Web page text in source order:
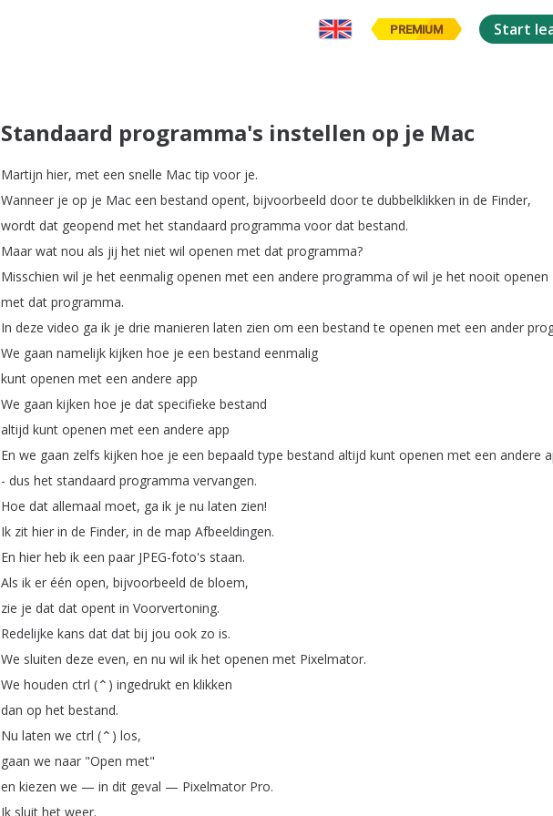
PREMIUM Start
Standaard programma's instellen op je Mac
Martijn hier, met een snelle Mac tip voor je.
Wanneer je op je Mac een bestand opent, bijvoorbeeld door te dubbelklikken in de Finder,
wordt dat geopend met het standaard programma voor dat bestand.
Maar wat nou als jij het niet wil openen met dat programma?
Misschien wil je het eenmalig openen met een andere programma of wil je het nooit openen
met dat programma.
In deze video ga ik je drie manieren laten zien om een bestand te openen met een ander
We gaan namelijk kijken hoe je een bestand eenmalig
kunt openen met een andere app
We gaan kijken hoe je dat specifieke bestand
altijd kunt openen met een andere app
En we gaan zelfs kijken hoe je een bepaald type bestand altijd kunt openen met een andere
- dus het standaard programma vervangen.
Hoe dat allemaal moet, ga ik je nu laten zien!
Ik zit hier in de Finder, in de map Afbeeldingen.
En hier heb ik een paar JPEG-foto's staan.
Als ik er één open, bijvoorbeeld de bloem,
zie je dat dat opent in Voorvertoning.
Redelijke kans dat dat bij jou ook zo is.
We sluiten deze even, en nu wil ik het openen met Pixelmator.
We houden ctrl (⌃ ) ingedrukt en klikken
dan op het bestand.
Nu laten we ctrl (⌃ ) los,
gaan we naar "Open met"
en kiezen we — in dit geval — Pixelmator Pro.
Ik sluit het weer.